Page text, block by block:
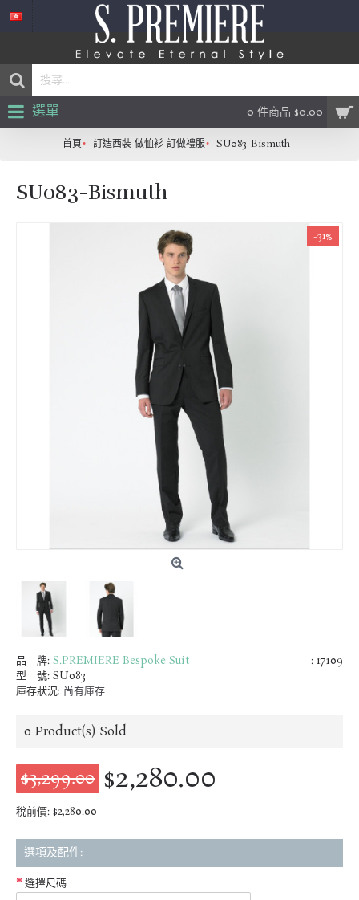
0 件商品 $0.00
選單
首頁 訂造西裝 做恤衫 訂做禮服 SU083-Bismuth
SU083-Bismuth
-31%
: 17109
品 牌: S.PREMIERE Bespoke Suit
型 號: SU083
庫存狀況: 尚有庫存
0 Product(s) Sold
$3,299.00 $2,280.00
稅前價: $2,280.00
選項及配件:
選擇尺碼